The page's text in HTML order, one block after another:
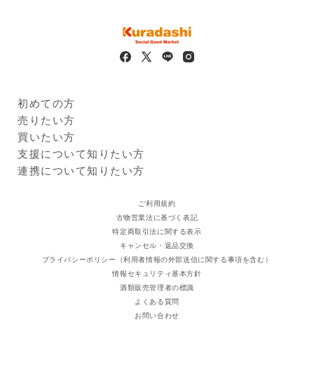
商品画像はイメージのため、実際の商品と異なる場合がござい
ます。特にご希望がございましたら、現在の商品を確認させて
いただきますのでご連絡くださいますようお願い申し上げま
ルからご確認ください。食品の原材料表示については、掲載の
内容と実物の表記が異なることがございます。お手元に届きま
したら実物の一括表示にて、原材料等をご確認くださいますよ
うお願い申し上げます。
法令により20歳未満への酒類販売はいたしません。20歳未満
の飲酒は法律で禁止されています。
初めての方
Kuradashiとは
ご利用ガイド
売りたい方
クラダシに出品する
出品企業
買いたい方
商品一覧
ログイン・新規登録
支援について知りたい方
支援レポート
連携について知りたい方
ご利用規約
古物営業法に基づく表記
特定商取引法に関する表示
キャンセル・返品交換
プライバシーポリシー（利用者情報の外部送信に関する事項を含む）
情報セキュリティ基本方針
酒類販売管理者の標識
よくある質問
お問い合わせ